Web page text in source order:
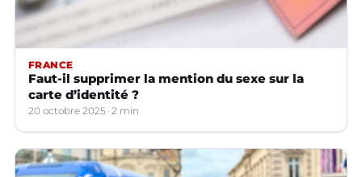
FRANCE
Faut-il supprimer la mention du sexe sur la
carte d’identité ?
20 octobre 2025 2 min